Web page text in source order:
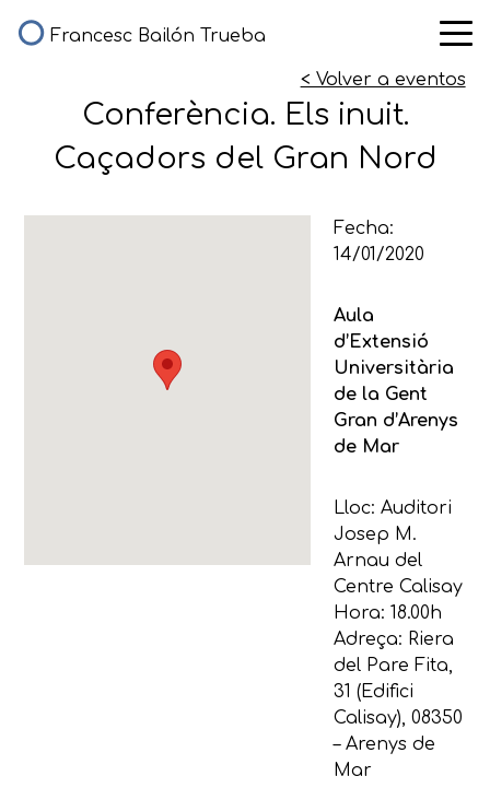
Francesc Bailón Trueba
< Volver a eventos
Conferència. Els inuit.
Caçadors del Gran Nord
Fecha:
14/01/2020
Aula
d’Extensió
Universitària
de la Gent
Gran d’Arenys
de Mar
Lloc: Auditori
Josep M.
Arnau del
Centre Calisay
Hora: 18.00h
Adreça: Riera
del Pare Fita,
31 (Edifici
Calisay), 08350
– Arenys de
Mar